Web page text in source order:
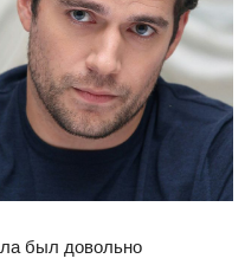
был довольно